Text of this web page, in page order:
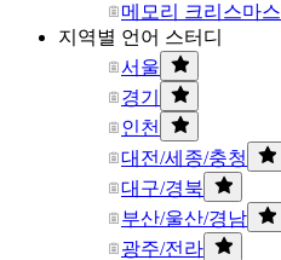
메모리 크리스마스
지역별 언어 스터디
서울
경기
인천
대전/세종/충청
대구/경북
부산/울산/경남
광주/전라